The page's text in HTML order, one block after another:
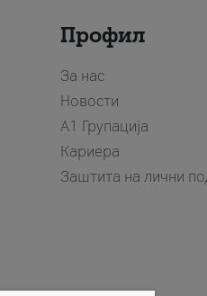
Профил
За нас
Новости
А1 Групација
Кариера
Заштита на лични